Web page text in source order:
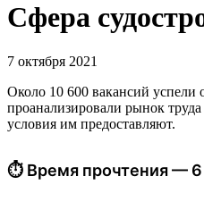
Сфера
7 октября 2021
Около 10 600 вакансий успели
проанализировали рынок
условия им предоставляют.
⏱ Время прочтения —